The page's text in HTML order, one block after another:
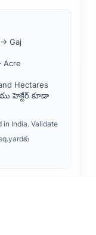
Gaj
Acre
Hectares
హెక్టేర్ కూడా
in India. Validate